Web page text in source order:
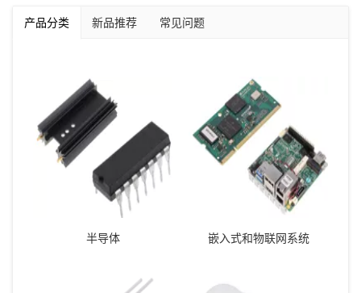
产品分类 新品推荐 常见问题
半导体 嵌入式和物联网系统